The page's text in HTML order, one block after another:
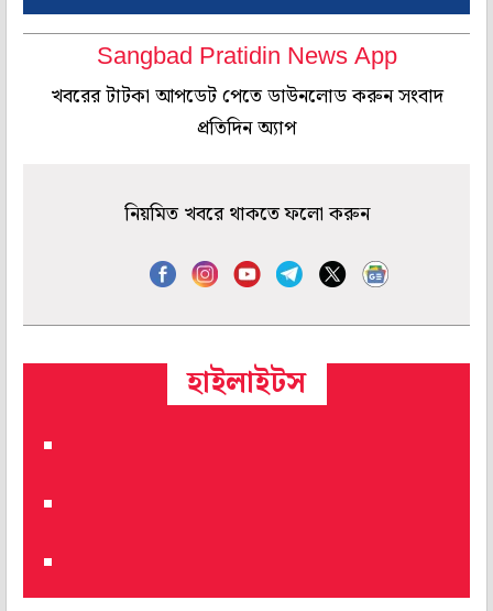
Sangbad Pratidin News App
খবরের টাটকা আপডেট পেতে ডাউনলোড করুন সংবাদ
প্রতিদিন অ্যাপ
নিয়মিত খবরে থাকতে ফলো করুন
হাইলাইটস